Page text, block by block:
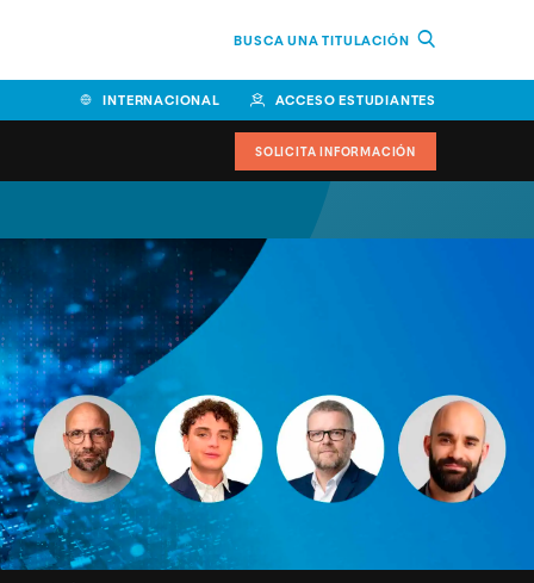
BUSCA UNA TITULACIÓN
INTERNACIONAL ACCESO ESTUDIANTES
Facultad de Ciencias de la
Educación y Humanidades
Facultad de Ciencias de la
Salud
Facultad de Economía y
Empresa
Escuela Superior de Ingeniería
y Tecnología (ESIT)
Facultad de Derecho
Facultad de Artes y Ciencias
SOLICITA INFORMACIÓN